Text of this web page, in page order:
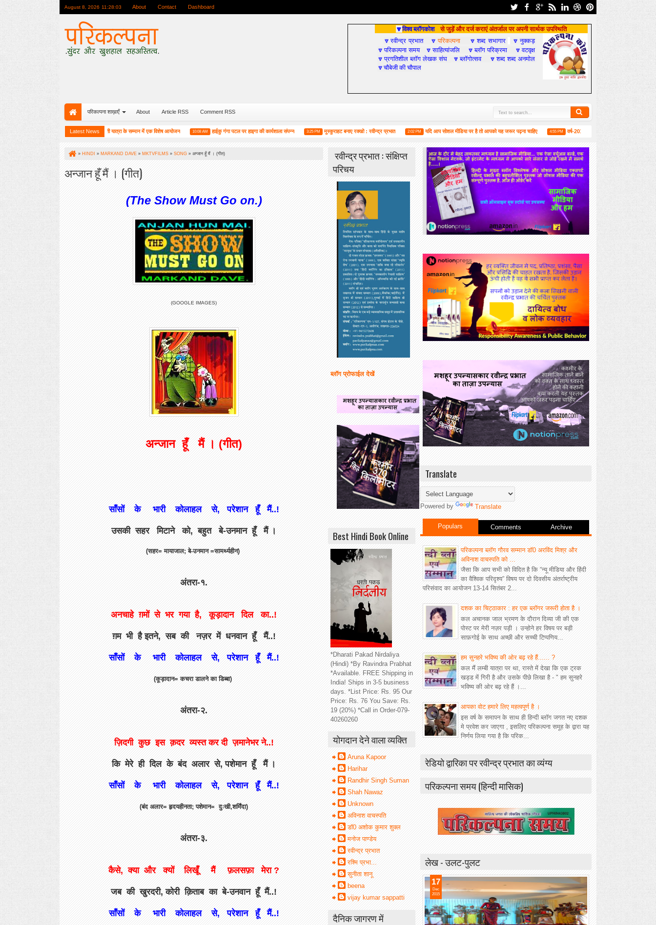
August 8, 2026 11:28:04 About Contact Dashboard
🔽विश्व ब्लॉगकोश से जुड़ें और दर्ज कराएं अंतर्जाल पर अपनी सार्थक उपस्थिति
🔽रवीन्द्र प्रभात 🔽परिकल्पना 🔽शब्द सभागार 🔽नुक्कड़
🔽परिकल्पना समय 🔽साहित्यांजलि 🔽ब्लॉग परिक्रमा 🔽वटवृक्ष
🔽प्रगतिशील ब्लॉग लेखक संघ 🔽ब्लॉगोत्सव 🔽शब्द शब्द अनमोल
🔽चौबेजी की चौपाल
परिकल्पना शाख़ाएँ About Article RSS Comment RSS
Latest News
बाकू (अजरबैजान) में परिकल्पना की रजत जयंती यात्रा के सम्मान में एक विशेष आयोजन 10:08 AM हाईकु गंगा पटल पर हाइगा की कार्यशाला संपन्न 3:25 PM मुस्कुराहट बनाए रक्खो : रवीन्द्र प्रभात 2:02 PM यदि आप सोशल मीडिया पर है तो आपको यह जरूर पढ़ना चाहिए 4:55 PM वर्ष-2019 में सामाजिक मीडिया और हम
» HINDI » MARKAND DAVE » MKTVFILMS » SONG » अन्जान हूँ मैं । (गीत)
अन्जान हूँ मैं । (गीत)
(The Show Must Go on.)
(GOOGLE IMAGES)
अन्जान हूँ मैं । (गीत)
साँसों के भारी कोलाहल से, परेशान हूँ मैं..!
उसकी सहर मिटाने को, बहुत बे-उनमान हूँ मैं ।
(सहर= मायाजाल; बे-उनमान =सामर्थ्यहीन)
अंतरा-१.
अनचाहे ग़मों से भर गया है, कूड़ादान दिल का..!
ग़म भी है इतने, सब की नज़र में धनवान हूँ मैं..!
साँसों के भारी कोलाहल से, परेशान हूँ मैं..!
(कूड़ादान= कचरा डालने का डिब्बा)
अंतरा-२.
ज़िदगी कुछ इस क़दर व्यस्त कर दी ज़मानेभर ने..!
कि मेरे ही दिल के बंद अलार से, पशेमान हूँ मैं ।
साँसों के भारी कोलाहल से, परेशान हूँ मैं..!
(बंद अलार= हृदयहीनता; पशेमान= दुःखी,शर्मिंदा)
अंतरा-३.
कैसे, क्या और क्यों लिखूँ मैं फ़लसफ़ा मेरा ?
जब की खुरदरी, कोरी क़िताब का बे-उनवान हूँ मैं..!
साँसों के भारी कोलाहल से, परेशान हूँ मैं..!
Translate
Powered by Translate
Populars Comments Archive
परिकल्पना ब्लॉग गौरव सम्मान डॉ0 अरविंद मिश्र और
अविनाश वाचस्पति को ...
जैसा कि आप सभी को विदित है कि “न्यू मीडिया और हिंदी
का वैश्विक परिदृश्य” विषय पर दो दिवसीय अंतर्राष्ट्रीय
परिसंवाद का आयोजन 13-14 सितंबर 2...
दशक का चिट्ठाकार : हर एक ब्लॉगर जरूरी होता है ।
कल अचानक जाल भ्रमण के दौरान दिव्या जी की एक
पोस्ट पर मेरी नज़र पड़ी । उन्होने हर विषय पर बड़ी
साफ़गोई के साथ अच्छी और सच्ची टिप्पणिय...
हम सुनहरे भविष्य की ओर बढ़ रहे हैं...... ?
कल मैं लम्बी यात्रा पर था, रास्ते में देखा कि एक ट्रक
खड्ड में गिरी है और उसके पीछे लिखा है - " हम सुनहरे
भविष्य की ओर बढ़ रहे हैं ।...
आपका वोट हमारे लिए महत्वपूर्ण है ।
इस वर्ष के समापन के साथ ही हिन्दी ब्लॉग जगत नए दशक
मे प्रवेश कर जाएगा , इसलिए परिकल्पना समूह के द्वारा यह
निर्णय लिया गया है कि परिक...
रेडियो द्वारिका पर रवीन्द्र प्रभात का व्यंग्य
परिकल्पना समय (हिन्दी मासिक)
लेख - उलट-पुलट
17
Dec
2015
रवीन्द्र प्रभात : संक्षिप्त
परिचय
ब्लॉग प्रोफाईल देखें
Best Hindi Book Online
*Dharati Pakad Nirdaliya
(Hindi) *By Ravindra Prabhat
*Available. FREE Shipping in
India! Ships in 3-5 business
days. *List Price: Rs. 95 Our
Price: Rs. 76 You Save: Rs.
19 (20%) *Call in Order-079-
40260260
योगदान देने वाला व्यक्ति
Aruna Kapoor
Harihar
Randhir Singh Suman
Shah Nawaz
Unknown
अविनाश वाचस्पति
डॉ0 अशोक कुमार शुक्ल
मनोज पाण्डेय
रवीन्द्र प्रभात
रश्मि प्रभा...
सुनीता शानू
beena
vijay kumar sappatti
दैनिक जागरण में